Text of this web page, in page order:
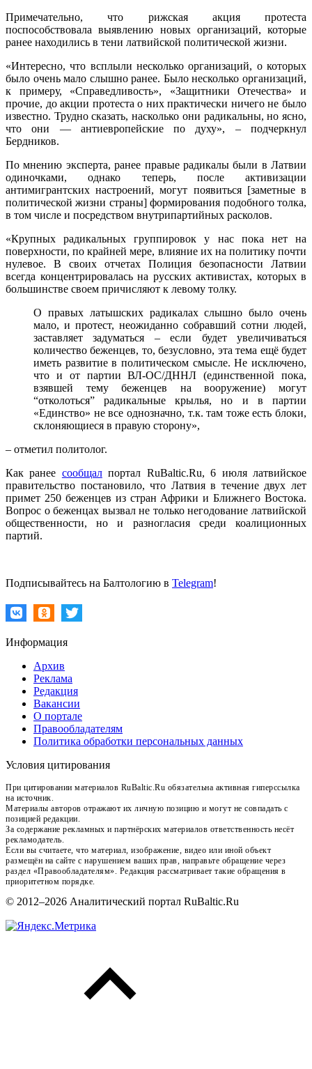
Примечательно, что рижская акция протеста
поспособствовала выявлению новых организаций, которые
ранее находились в тени латвийской политической жизни.
«Интересно, что всплыли несколько организаций, о которых
было очень мало слышно ранее. Было несколько организаций,
к примеру, «Справедливость», «Защитники Отечества» и
прочие, до акции протеста о них практически ничего не было
известно. Трудно сказать, насколько они радикальны, но ясно,
что они — антиевропейские по духу», – подчеркнул
Бердников.
По мнению эксперта, ранее правые радикалы были в Латвии
одиночками, однако теперь, после активизации
антимигрантских настроений, могут появиться [заметные в
политической жизни страны] формирования подобного толка,
в том числе и посредством внутрипартийных расколов.
«Крупных радикальных группировок у нас пока нет на
поверхности, по крайней мере, влияние их на политику почти
нулевое. В своих отчетах Полиция безопасности Латвии
всегда концентрировалась на русских активистах, которых в
большинстве своем причисляют к левому толку.
О правых латышских радикалах слышно было очень
мало, и протест, неожиданно собравший сотни людей,
заставляет задуматься – если будет увеличиваться
количество беженцев, то, безусловно, эта тема ещё будет
иметь развитие в политическом смысле. Не исключено,
что и от партии ВЛ-ОС/ДННЛ (единственной пока,
взявшей тему беженцев на вооружение) могут
“отколоться” радикальные крылья, но и в партии
«Единство» не все однозначно, т.к. там тоже есть блоки,
склоняющиеся в правую сторону»,
– отметил политолог.
Как ранее сообщалпортал RuBaltic.Ru, 6 июля латвийское
правительство постановило, что Латвия в течение двух лет
примет 250 беженцев из стран Африки и Ближнего Востока.
Вопрос о беженцах вызвал не только негодование латвийской
общественности, но и разногласия среди коалиционных
партий.
Подписывайтесь на Балтологию в Telegram!
Информация
Архив
Реклама
Редакция
Вакансии
О портале
Правообладателям
Политика обработки персональных данных
Условия цитирования
При цитировании материалов RuBaltic.Ru обязательна активная гиперссылка
на источник.
Материалы авторов отражают их личную позицию и могут не совпадать с
позицией редакции.
За содержание рекламных и партнёрских материалов ответственность несёт
рекламодатель.
Если вы считаете, что материал, изображение, видео или иной объект
размещён на сайте с нарушением ваших прав, направьте обращение через
раздел «Правообладателям». Редакция рассматривает такие обращения в
приоритетном порядке.
© 2012–2026 Аналитический портал RuBaltic.Ru